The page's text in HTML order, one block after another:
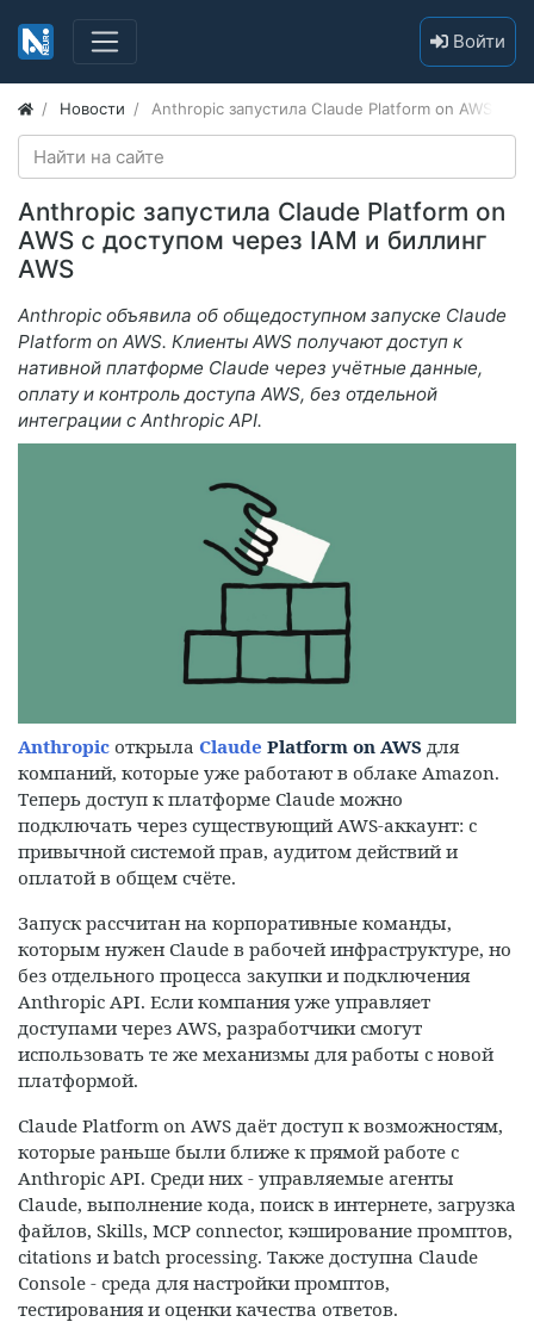
Войти
Новости Anthropic запустила Claude Platform on AWS с
Anthropic запустила Claude Platform on
AWS с доступом через IAM и биллинг
AWS
Anthropic объявила об общедоступном запуске Claude
Platform on AWS. Клиенты AWS получают доступ к
нативной платформе Claude через учётные данные,
оплату и контроль доступа AWS, без отдельной
интеграции с Anthropic API.
Anthropic открыла Claude Platform on AWS для
компаний, которые уже работают в облаке Amazon.
Теперь доступ к платформе Claude можно
подключать через существующий AWS-аккаунт: с
привычной системой прав, аудитом действий и
оплатой в общем счёте.
Запуск рассчитан на корпоративные команды,
которым нужен Claude в рабочей инфраструктуре, но
без отдельного процесса закупки и подключения
Anthropic API. Если компания уже управляет
доступами через AWS, разработчики смогут
использовать те же механизмы для работы с новой
платформой.
Claude Platform on AWS даёт доступ к возможностям,
которые раньше были ближе к прямой работе с
Anthropic API. Среди них - управляемые агенты
Claude, выполнение кода, поиск в интернете, загрузка
файлов, Skills, MCP connector, кэширование промптов,
citations и batch processing. Также доступна Claude
Console - среда для настройки промптов,
тестирования и оценки качества ответов.